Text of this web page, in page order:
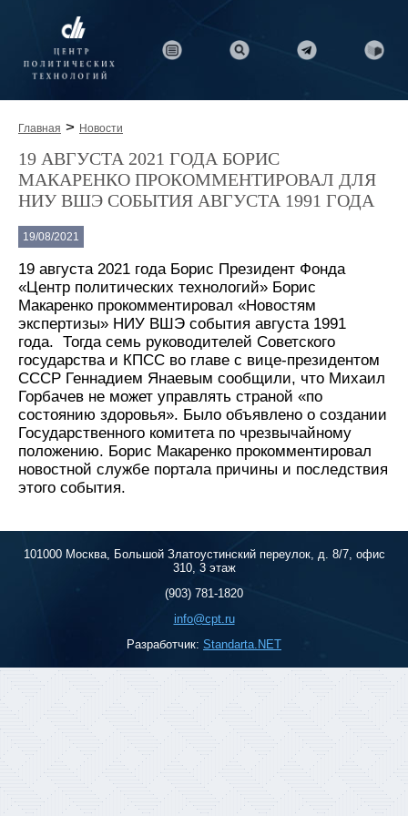
Главная > Новости
19 АВГУСТА 2021 ГОДА БОРИС
МАКАРЕНКО ПРОКОММЕНТИРОВАЛ ДЛЯ
НИУ ВШЭ СОБЫТИЯ АВГУСТА 1991 ГОДА
19/08/2021
19 августа 2021 года Борис Президент Фонда
«Центр политических технологий» Борис
Макаренко прокомментировал «Новостям
экспертизы» НИУ ВШЭ события августа 1991
года. Тогда семь руководителей Советского
государства и КПСС во главе с вице-президентом
СССР Геннадием Янаевым сообщили, что Михаил
Горбачев не может управлять страной «по
состоянию здоровья». Было объявлено о создании
Государственного комитета по чрезвычайному
положению. Борис Макаренко прокомментировал
новостной службе портала причины и последствия
этого события.
101000 Москва, Большой Златоустинский переулок, д. 8/7, офис
310, 3 этаж
(903) 781-1820
info@cpt.ru
Разработчик: Standarta.NET